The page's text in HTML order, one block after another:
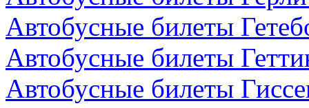
Автобусные билеты
Автобусные билеты
Автобусные билеты